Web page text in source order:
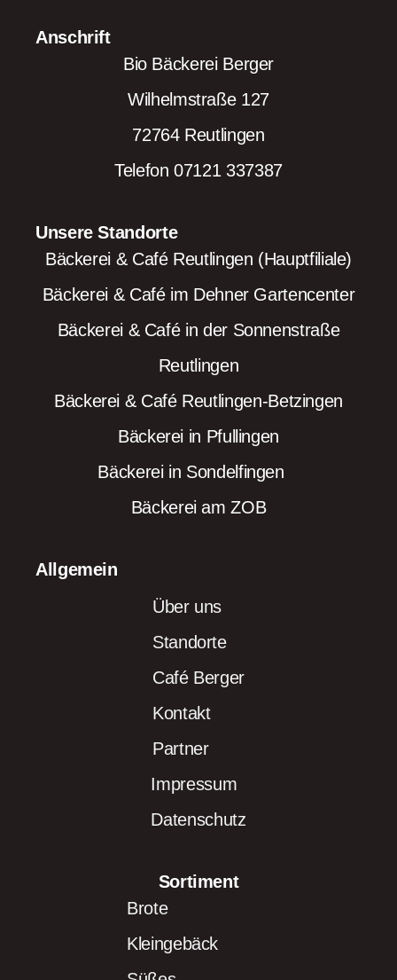
Anschrift
Bio Bäckerei Berger
Wilhelmstraße 127
72764 Reutlingen
Telefon 07121 337387
Unsere Standorte
Bäckerei & Café Reutlingen (Hauptfiliale)
Bäckerei & Café im Dehner Gartencenter
Bäckerei & Café in der Sonnenstraße
Reutlingen
Bäckerei & Café Reutlingen-Betzingen
Bäckerei in Pfullingen
Bäckerei in Sondelfingen
Bäckerei am ZOB
Allgemein
Über uns
Standorte
Café Berger
Kontakt
Partner
Impressum
Datenschutz
Sortiment
Brote
Kleingebäck